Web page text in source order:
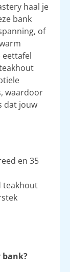
haal je
bank
of
eettafel
waardoor
dat jouw
en 35
teakhout
bank?